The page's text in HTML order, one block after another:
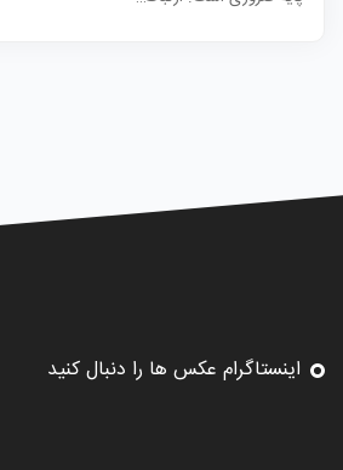
اینستاگرام عکس ها را دنبال کنید